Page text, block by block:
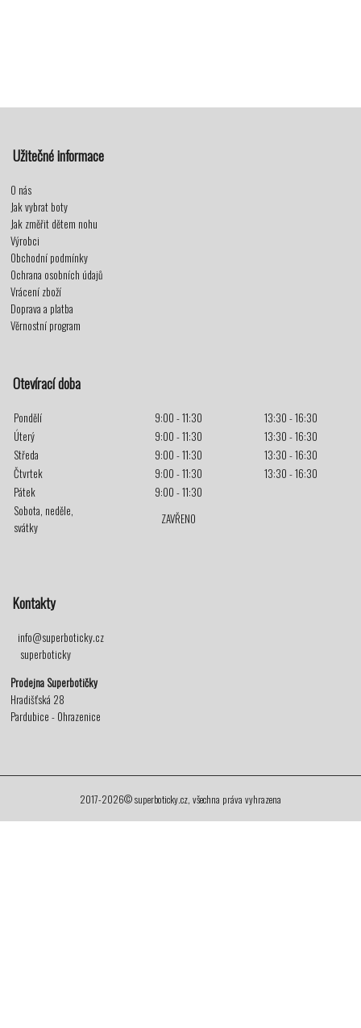
Užitečné informace
O nás
Jak vybrat boty
Jak změřit dětem nohu
Výrobci
Obchodní podmínky
Ochrana osobních údajů
Vrácení zboží
Doprava a platba
Věrnostní program
Otevírací doba
Pondělí 9:00 - 11:30
13:30 - 16:30
Úterý
9:00 - 11:30
13:30 - 16:30
Středa
9:00 - 11:30
13:30 - 16:30
Čtvrtek
9:00 - 11:30
13:30 - 16:30
Pátek
9:00 - 11:30
Sobota, neděle,
svátky
ZAVŘENO
Kontakty
info@superboticky.cz
superboticky
Prodejna Superbotičky
Hradišťská 28
Pardubice - Ohrazenice
2017-2026© superboticky.cz, všechna práva vyhrazena